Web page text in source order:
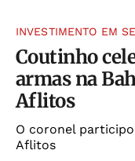
INVESTIMENTO EM
Coutinho
armas na
Aflitos
O coronel
Aflitos